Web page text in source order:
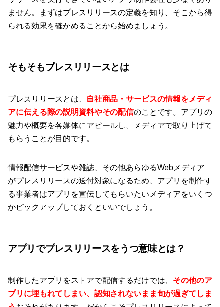
ません。まずはプレスリリースの定義を知り、そこから得
られる効果を確かめることから始めましょう。
そもそもプレスリリースとは
プレスリリースとは、
自社商品・サービスの情報をメディ
アに伝える際の説明資料やその配信のことです。アプリの
魅力や概要を各媒体にアピールし、メディアで取り上げて
もらうことが目的です。
情報配信サービスや雑誌、その他あらゆるWebメディア
がプレスリリースの送付対象になるため、アプリを制作す
る事業者はアプリを宣伝してもらいたいメディアをいくつ
かピックアップしておくといいでしょう。
アプリでプレスリリースをうつ意味とは？
制作したアプリをストアで配信するだけでは、 その他のア
プリに埋もれてしまい、認知されないまま旬が過ぎてしま